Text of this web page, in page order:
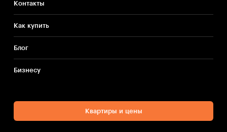
Контакты
Как купить
Блог
Бизнесу
Квартиры и цены